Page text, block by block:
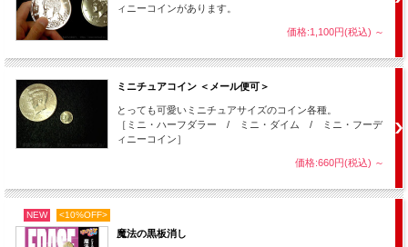
手の平の銅貨 を、相手に取り上げてもらいます。
ィニーコインがあります。
価格:1,100円(税込) ～
ミニチュアコイン ＜メール便可＞
とっても可愛いミニチュアサイズのコイン各種。
［ミニ・ハーフダラー / ミニ・ダイム / ミニ・フーデ
ィニーコイン］
価格:660円(税込) ～
NEW <10%OFF>
魔法の黒板消し